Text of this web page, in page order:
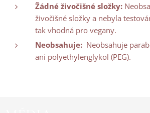
Žádné živočišné složky:
živočišné složky a nebyla
tak vhodná pro vegany.
Neobsahuje: Neobsahuje
ani polyethylenglykol (PEG).